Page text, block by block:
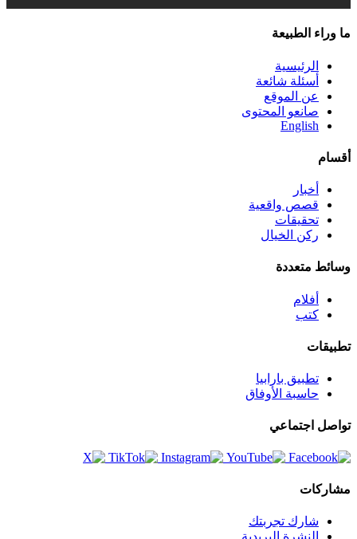
ما وراء الطبيعة
الرئيسية
أسئلة شائعة
عن الموقع
صانعو المحتوى
English
أقسام
أخبار
قصص واقعية
تحقيقات
ركن الخيال
وسائط متعددة
أفلام
كتب
تطبيقات
تطبيق بارابيا
حاسبة الأوفاق
تواصل اجتماعي
مشاركات
شارك تجربتك